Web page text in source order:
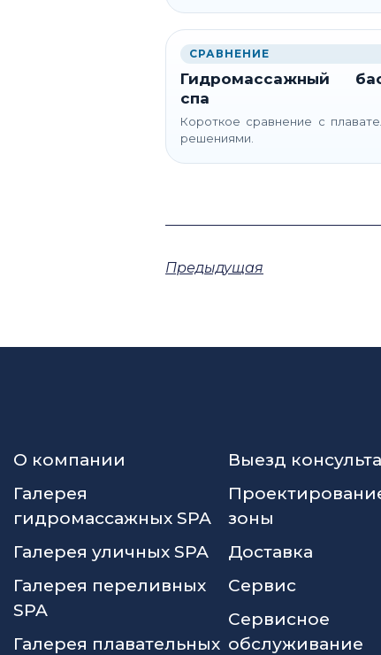
СРАВНЕНИЕ
Гидромассажный
спа
Короткое сравнение с
решениями.
Предыдущая
О компании
Галерея
гидромассажных SPA
Галерея уличных SPA
Галерея переливных
SPA
Галерея плавательных
Выезд
зоны
Доставка
Сервис
Сервисное
обслуживание